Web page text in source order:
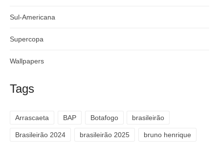
Sul-Americana
Supercopa
Wallpapers
Tags
Arrascaeta BAP Botafogo brasileirão
Brasileirão 2024 brasileirão 2025 bruno henrique